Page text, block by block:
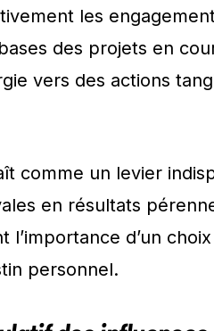
les
des projets en
vers des actions
comme un levier
en résultats
l’importance d’un
personnel.